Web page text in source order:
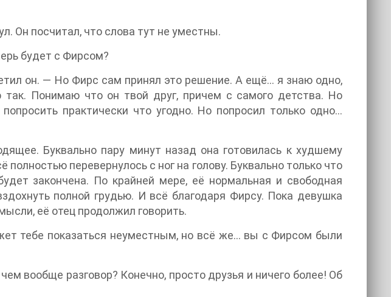
Он посчитал, что слова тут не уместны.
будет с Фирсом?
он. — Но Фирс сам принял это решение. А ещё… я знаю одно,
так. Понимаю что он твой друг, причем с самого детства. Но
практически что угодно. Но попросил только одно…
Буквально пару минут назад она готовилась к худшему
перевернулось с ног на голову. Буквально только что
закончена. По крайней мере, её нормальная и свободная
полной грудью. И всё благодаря Фирсу. Пока девушка
её отец продолжил говорить.
тебе показаться неуместным, но всё же… вы с Фирсом были
вообще разговор? Конечно, просто друзья и ничего более! Об